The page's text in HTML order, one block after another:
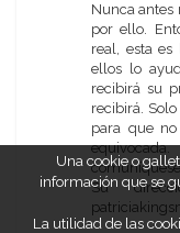
Nunca antes
por ello.
real, esta es
ellos lo
recibirá su
recibirá.
para que
Su
Una cookie o
información que se
La utilidad de las